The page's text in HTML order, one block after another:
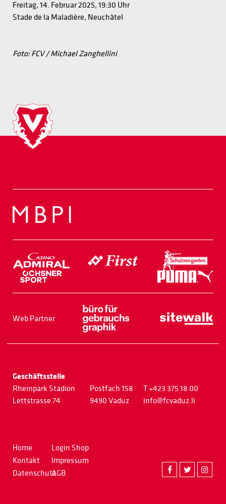
Freitag, 14. Februar 2025, 19:30 Uhr
Stade de la Maladière, Neuchâtel
Foto: FCV / Michael Zanghellini
Web Partner
Geschäftsstelle
Rheinpark Stadion
Lettstrasse 74
Postfach 158
9490 Vaduz
T +423 375 18 00
info@fcvaduz.li
Home
Kontakt
Datenschutz
Login Shop
Impressum
AGB